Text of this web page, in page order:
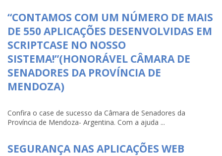
“CONTAMOS COM UM NÚMERO DE MAIS
DE 550 APLICAÇÕES DESENVOLVIDAS EM
SCRIPTCASE NO NOSSO
SISTEMA!”(HONORÁVEL CÂMARA DE
SENADORES DA PROVÍNCIA DE
MENDOZA)
Confira o case de sucesso da Câmara de Senadores da
Província de Mendoza- Argentina. Com a ajuda ...
SEGURANÇA NAS APLICAÇÕES WEB